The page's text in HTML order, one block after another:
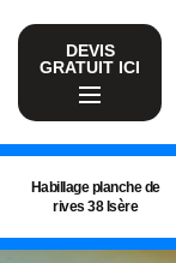
DEVIS
GRATUIT ICI
Habillage planche de
rives 38 Isère